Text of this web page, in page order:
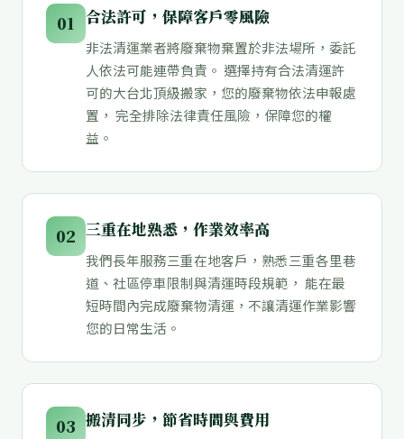
01 合法許可，保障客戶零風險
非法清運業者將廢棄物棄置於非法場所，委託
人依法可能連帶負責。 選擇持有合法清運許
可的大台北頂級搬家，您的廢棄物依法申報處
置， 完全排除法律責任風險，保障您的權
益。
02 三重在地熟悉，作業效率高
我們長年服務三重在地客戶，熟悉三重各里巷
道、社區停車限制與清運時段規範， 能在最
短時間內完成廢棄物清運，不讓清運作業影響
您的日常生活。
03 搬清同步，節省時間與費用